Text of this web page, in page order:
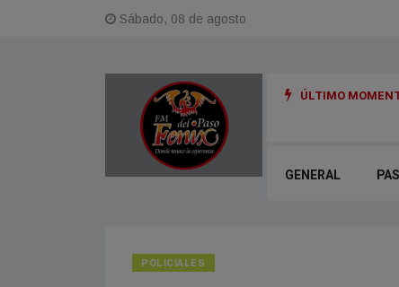
Sábado, 08 de agosto
ÚLTIMO
en menos de un año y medio y un arrepentido: detalles de la causa
GENERAL
POLICIALES